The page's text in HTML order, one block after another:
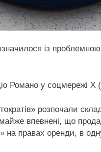
із
Романо у соцмережі Х
розпочали
впевнені, що
на правах оренди, в